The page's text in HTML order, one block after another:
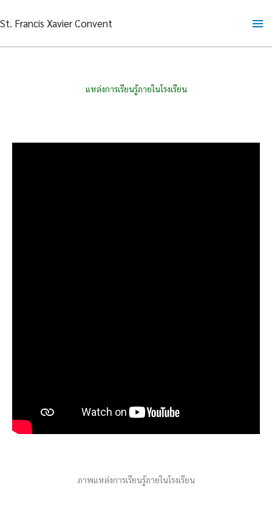
to
St. Francis Xavier Convent
แหล่งการเรียนรู้ภายในโรงเรียน
ภาพแหล่งการเรียนรู้ภายในโรงเรียน